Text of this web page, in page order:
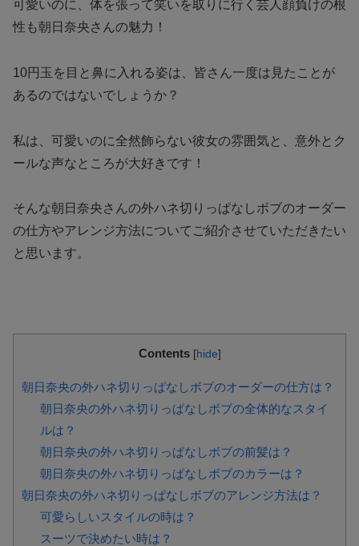
可愛いのに、体を張って笑いを取りに行く芸人顔負けの根
性も朝日奈央さんの魅力！
10円玉を目と鼻に入れる姿は、皆さん一度は見たことが
あるのではないでしょうか？
私は、可愛いのに全然飾らない彼女の雰囲気と、意外とク
ールな声なところが大好きです！
そんな朝日奈央さんの外ハネ切りっぱなしボブのオーダー
の仕方やアレンジ方法についてご紹介させていただきたい
と思います。
Contents [hide]
朝日奈央の外ハネ切りっぱなしボブのオーダーの仕方は？
朝日奈央の外ハネ切りっぱなしボブの全体的なスタイ
ルは？
朝日奈央の外ハネ切りっぱなしボブの前髪は？
朝日奈央の外ハネ切りっぱなしボブのカラーは？
朝日奈央の外ハネ切りっぱなしボブのアレンジ方法は？
可愛らしいスタイルの時は？
スーツで決めたい時は？